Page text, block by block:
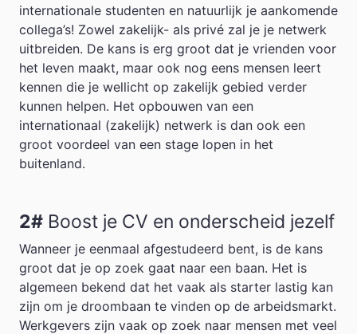
internationale studenten en natuurlijk je aankomende
collega’s! Zowel zakelijk- als privé zal je je netwerk
uitbreiden. De kans is erg groot dat je vrienden voor
het leven maakt, maar ook nog eens mensen leert
kennen die je wellicht op zakelijk gebied verder
kunnen helpen. Het opbouwen van een
internationaal (zakelijk) netwerk is dan ook een
groot voordeel van een stage lopen in het
buitenland.
2# Boost je CV en onderscheid jezelf
Wanneer je eenmaal afgestudeerd bent, is de kans
groot dat je op zoek gaat naar een baan. Het is
algemeen bekend dat het vaak als starter lastig kan
zijn om je droombaan te vinden op de arbeidsmarkt.
Werkgevers zijn vaak op zoek naar mensen met veel